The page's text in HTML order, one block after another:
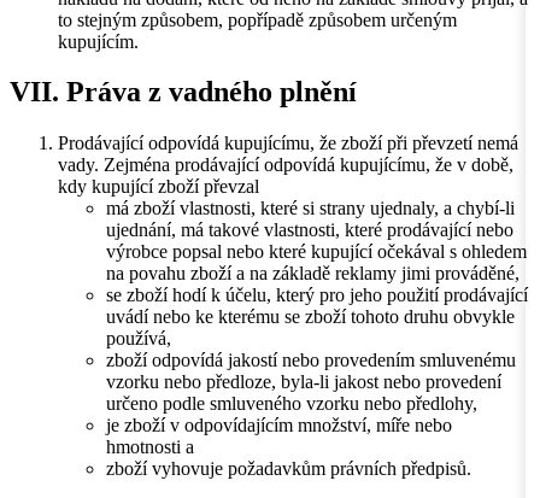
to stejným způsobem, popřípadě způsobem určeným
kupujícím.
VII. Práva z vadného plnění
Prodávající odpovídá kupujícímu, že zboží při převzetí nemá
vady. Zejména prodávající odpovídá kupujícímu, že v době,
kdy kupující zboží převzal
má zboží vlastnosti, které si strany ujednaly, a chybí-li
ujednání, má takové vlastnosti, které prodávající nebo
výrobce popsal nebo které kupující očekával s ohledem
na povahu zboží a na základě reklamy jimi prováděné,
se zboží hodí k účelu, který pro jeho použití prodávající
uvádí nebo ke kterému se zboží tohoto druhu obvykle
používá,
zboží odpovídá jakostí nebo provedením smluvenému
vzorku nebo předloze, byla-li jakost nebo provedení
určeno podle smluveného vzorku nebo předlohy,
je zboží v odpovídajícím množství, míře nebo
hmotnosti a
zboží vyhovuje požadavkům právních předpisů.